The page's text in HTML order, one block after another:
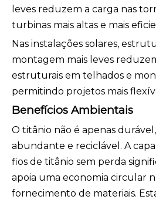
leves reduzem a carga nas
turbinas mais altas e mais
Nas instalações solares,
montagem mais leves
estruturais em telhados e
permitindo projetos mais
Benefícios Ambientais
O titânio não é apenas
abundante e reciclável. A
fios de titânio sem perda
apoia uma economia circular
fornecimento de materiais.